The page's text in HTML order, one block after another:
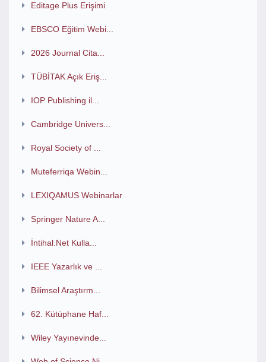
Editage Plus Erişimi
EBSCO Eğitim Webi...
2026 Journal Cita...
TÜBİTAK Açık Eriş...
IOP Publishing il...
Cambridge Univers...
Royal Society of ...
Muteferriqa Webin...
LEXIQAMUS Webinarlar
Springer Nature A...
İntihal.Net Kulla...
IEEE Yazarlık ve ...
Bilimsel Araştırm...
62. Kütüphane Haf...
Wiley Yayınevinde...